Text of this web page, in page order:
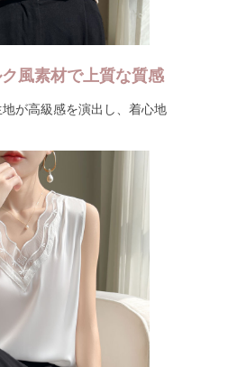
風素材で上質な質感
が高級感を演出し、着心地